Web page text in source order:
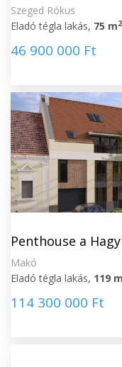
Szeged Rókus
Eladó tégla lakás, 75 m2
46 900 000 Ft
Penthouse a
Makó
Eladó tégla lakás, 119 m
114 300 000 Ft